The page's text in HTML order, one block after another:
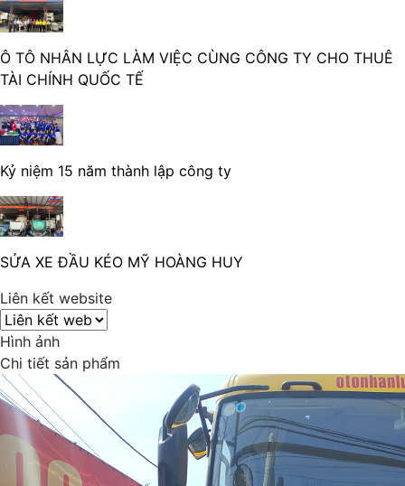
Ô TÔ NHÂN LỰC LÀM VIỆC CÙNG CÔNG TY CHO THUÊ
TÀI CHÍNH QUỐC TẾ
Kỷ niệm 15 năm thành lập công ty
SỬA XE ĐẦU KÉO MỸ HOÀNG HUY
Liên kết website
Hình ảnh
Chi tiết sản phẩm